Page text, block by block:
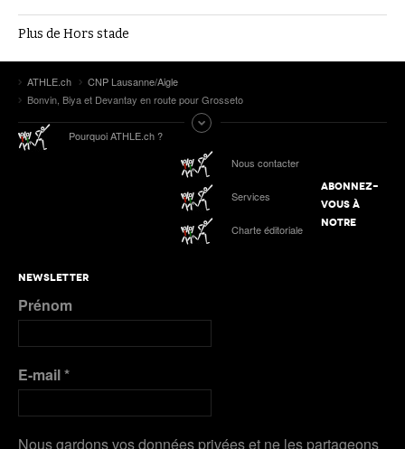
Plus de Hors stade
ATHLE.ch
CNP Lausanne/Aigle
Bonvin, Biya et Devantay en route pour Grosseto
Pourquoi ATHLE.ch ?
Nous contacter
Services
Charte éditoriale
ABONNEZ-
VOUS À
NOTRE
NEWSLETTER
Prénom
E-mail*
Nous gardons vos données privées et ne les partageons